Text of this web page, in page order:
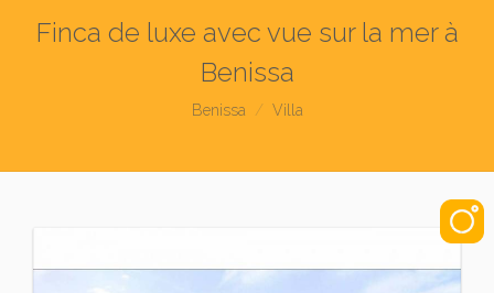
Finca de luxe avec vue sur la mer à
Benissa
Benissa Villa